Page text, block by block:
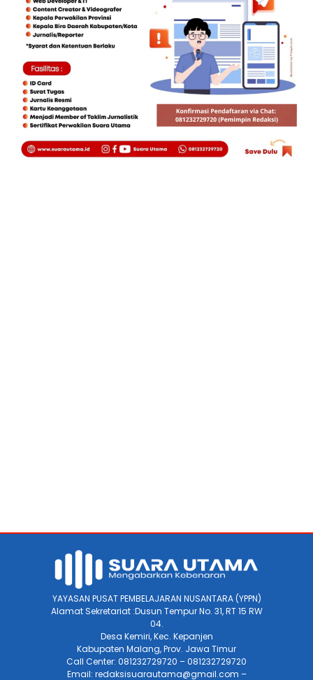
YAYASAN PUSAT PEMBELAJARAN NUSANTARA (YPPN)
Alamat Sekretariat :Dusun Tempur No. 31, RT 15 RW
04.
Desa Kemiri, Kec. Kepanjen
Kabupaten Malang, Prov. Jawa Timur
Call Center: 081232729720 – 081232729720
Email: redaksisuarautama@gmail.com –